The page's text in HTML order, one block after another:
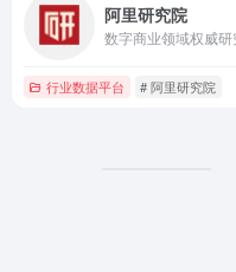
阿里研究院
数字商业领域权威
行业数据平台 # 阿里研究院